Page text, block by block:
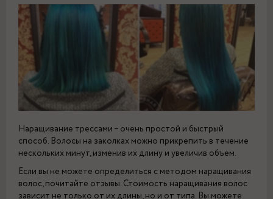
Наращивание трессами – очень простой и быстрый
способ. Волосы на заколках можно прикрепить в течение
нескольких минут, изменив их длину и увеличив объем.
Если вы не можете определиться с методом наращивания
волос, почитайте отзывы. Стоимость наращивания волос
зависит не только от их длины, но и от типа. Вы можете